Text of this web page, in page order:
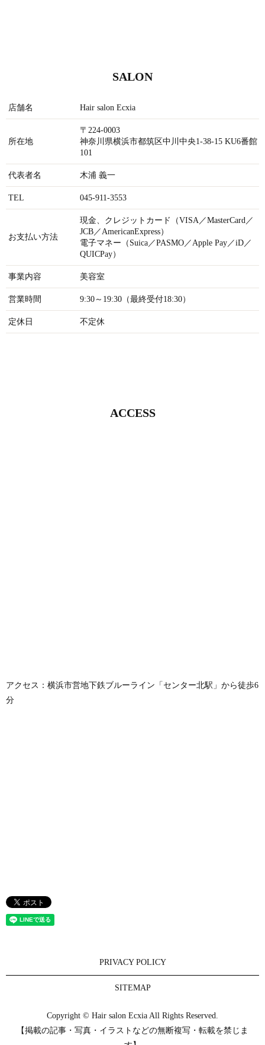
SALON
店舗名 Hair salon Ecxia
所在地
〒224-0003
神奈川県横浜市都筑区中川中央1-38-15 KU6番館
101
代表者名 木浦 義一
TEL 045-911-3553
お支払い方法
現金、クレジットカード（VISA／MasterCard／
JCB／AmericanExpress）
電子マネー（Suica／PASMO／Apple Pay／iD／
QUICPay）
事業内容 美容室
営業時間 9:30～19:30（最終受付18:30）
定休日 不定休
ACCESS
アクセス：横浜市営地下鉄ブルーライン「センター北駅」から徒歩6
分
PRIVACY POLICY
SITEMAP
Copyright © Hair salon Ecxia All Rights Reserved.
【掲載の記事・写真・イラストなどの無断複写・転載を禁じま